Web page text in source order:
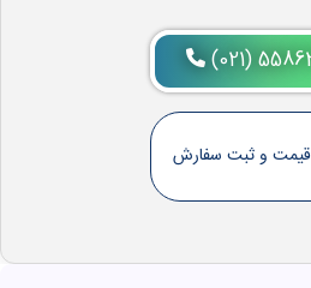
(021)
قیمت و ثبت سفارش